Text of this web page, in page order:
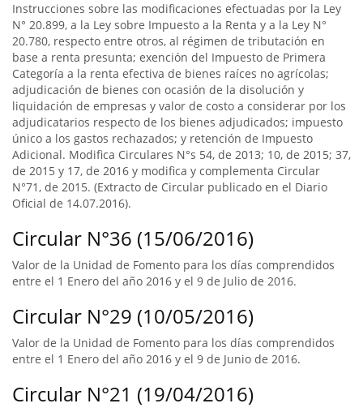
Instrucciones sobre las modificaciones efectuadas por la Ley
N° 20.899, a la Ley sobre Impuesto a la Renta y a la Ley N°
20.780, respecto entre otros, al régimen de tributación en
base a renta presunta; exención del Impuesto de Primera
Categoría a la renta efectiva de bienes raíces no agrícolas;
adjudicación de bienes con ocasión de la disolución y
liquidación de empresas y valor de costo a considerar por los
adjudicatarios respecto de los bienes adjudicados; impuesto
único a los gastos rechazados; y retención de Impuesto
Adicional. Modifica Circulares N°s 54, de 2013; 10, de 2015; 37,
de 2015 y 17, de 2016 y modifica y complementa Circular
N°71, de 2015. (Extracto de Circular publicado en el Diario
Oficial de 14.07.2016).
Circular N°36 (15/06/2016)
Valor de la Unidad de Fomento para los días comprendidos
entre el 1 Enero del año 2016 y el 9 de Julio de 2016.
Circular N°29 (10/05/2016)
Valor de la Unidad de Fomento para los días comprendidos
entre el 1 Enero del año 2016 y el 9 de Junio de 2016.
Circular N°21 (19/04/2016)